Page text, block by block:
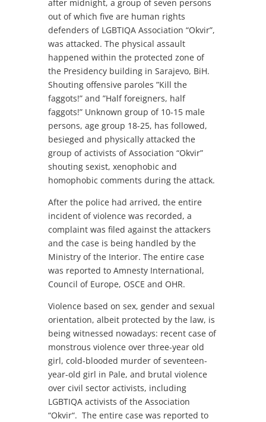
after midnight, a group of seven persons
out of which five are human rights
defenders of LGBTIQA Association “Okvir”,
was attacked. The physical assault
happened within the protected zone of
the Presidency building in Sarajevo, BiH.
Shouting offensive paroles ”Kill the
faggots!” and ”Half foreigners, half
faggots!” Unknown group of 10-15 male
persons, age group 18-25, has followed,
besieged and physically attacked the
group of activists of Association “Okvir”
shouting sexist, xenophobic and
homophobic comments during the attack.
After the police had arrived, the entire
incident of violence was recorded, a
complaint was filed against the attackers
and the case is being handled by the
Ministry of the Interior. The entire case
was reported to Amnesty International,
Council of Europe, OSCE and OHR.
Violence based on sex, gender and sexual
orientation, albeit protected by the law, is
being witnessed nowadays: recent case of
monstrous violence over three-year old
girl, cold-blooded murder of seventeen-
year-old girl in Pale, and brutal violence
over civil sector activists, including
LGBTIQA activists of the Association
“Okvir“. The entire case was reported to